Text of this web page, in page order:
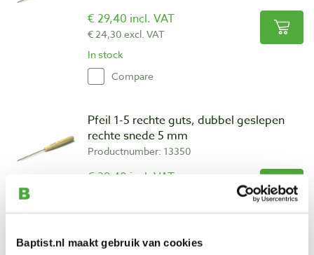
Baptist.nl maakt gebruik van cookies
€ 29,40 incl. VAT
€ 24,30 excl. VAT
In stock
Compare
Pfeil 1-5 rechte guts, dubbel geslepen
rechte snede 5 mm
Productnumber: 13350
€ 29,40 incl. VAT
In stock